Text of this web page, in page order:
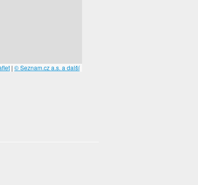
| © Seznam.cz a.s. a další